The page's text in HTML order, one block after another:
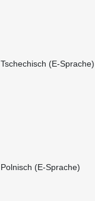
Tschechisch (E-Sprache)
Polnisch (E-Sprache)